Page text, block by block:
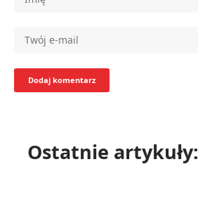
Ostatnie artykuły: